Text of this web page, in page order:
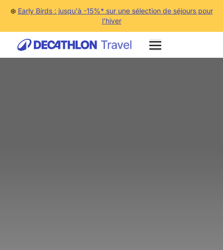
❄️ Early Birds : jusqu'à -15%* sur une sélection de séjours pour
l'hiver